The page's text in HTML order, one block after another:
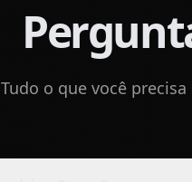
Tudo o que você